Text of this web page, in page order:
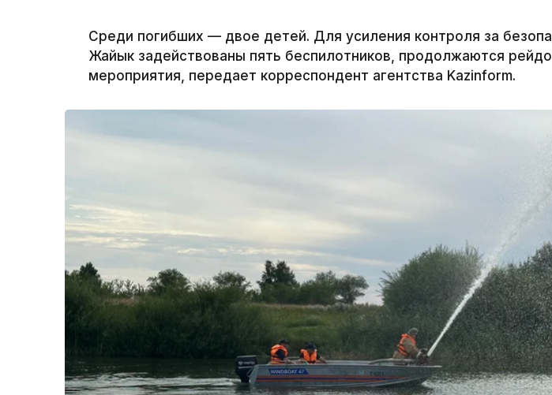
Среди погибших — двое детей. Для усиления контроля за
Жайык задействованы пять беспилотников, продолжаются
мероприятия, передает корреспондент агентства Kazinform.